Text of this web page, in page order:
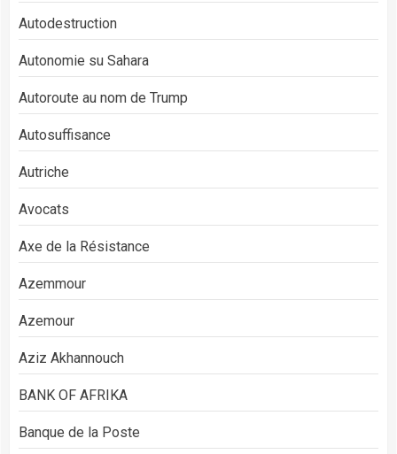
Autodestruction
Autonomie su Sahara
Autoroute au nom de Trump
Autosuffisance
Autriche
Avocats
Axe de la Résistance
Azemmour
Azemour
Aziz Akhannouch
BANK OF AFRIKA
Banque de la Poste